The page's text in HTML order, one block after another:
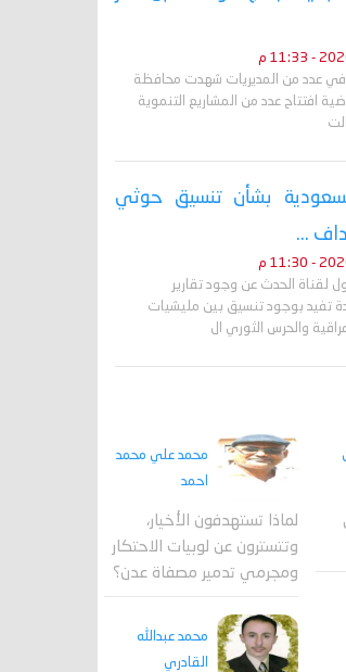
في عدد من المديريات شهدت محافظة
افتتاح عدد من المشاريع التنموية
بشأن تنسيق حوثي
...
الحدث عن وجود تقارير
تفيد بوجود تنسيق بين مليشيات
والحرس الثوري ال
محمد علي محمد
احمد
لماذا تستهدفون الأخيار،
وتتسترون عن لوبيات الاحتكار
ومجرمي تدمير مصفاة عدن؟
محمد عبدالله
القادري